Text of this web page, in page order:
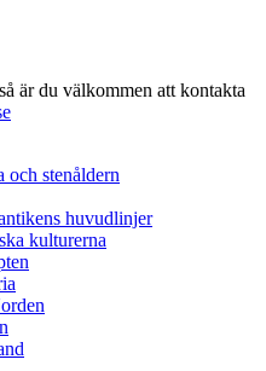
är du välkommen att kontakta
och stenåldern
huvudlinjer
kulturerna